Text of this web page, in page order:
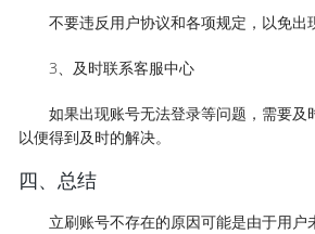
不要违反用户协议和各项规定，以免出
3、及时联系客服中心
如果出现账号无法登录等问题，需要及
以便得到及时的解决。
四、总结
立刷账号不存在的原因可能是由于用户